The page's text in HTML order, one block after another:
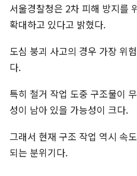
서울경찰청은 2차 피해 방지를
확대하고 있다고 밝혔다.
도심 붕괴 사고의 경우 가장 위
다.
특히 철거 작업 도중 구조물이
성이 남아 있을 가능성이 크다.
그래서 현재 구조 작업 역시 속
되는 분위기다.